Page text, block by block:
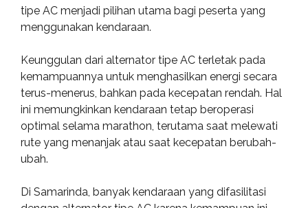
tipe AC menjadi pilihan utama bagi peserta yang
menggunakan kendaraan.
Keunggulan dari alternator tipe AC terletak pada
kemampuannya untuk menghasilkan energi secara
terus-menerus, bahkan pada kecepatan rendah. Hal
ini memungkinkan kendaraan tetap beroperasi
optimal selama marathon, terutama saat melewati
rute yang menanjak atau saat kecepatan berubah-
ubah.
Di Samarinda, banyak kendaraan yang difasilitasi